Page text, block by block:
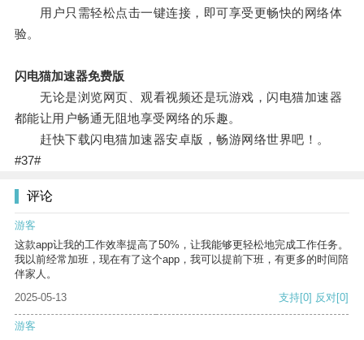
用户只需轻松点击一键连接，即可享受更畅快的网络体
验。
闪电猫加速器免费版
无论是浏览网页、观看视频还是玩游戏，闪电猫加速器
都能让用户畅通无阻地享受网络的乐趣。
赶快下载闪电猫加速器安卓版，畅游网络世界吧！。
#37#
评论
游客
这款app让我的工作效率提高了50%，让我能够更轻松地完成工作任务。
我以前经常加班，现在有了这个app，我可以提前下班，有更多的时间陪
伴家人。
2025-05-13
支持[0] 反对[0]
游客